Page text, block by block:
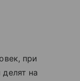
при
на